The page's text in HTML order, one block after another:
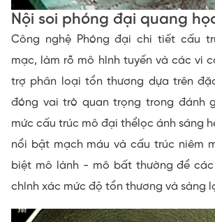
Nội soi phóng đại quang
Công nghệ Phóng đại chi tiết cấu
mạc, làm rõ mô hình tuyến và các vi
trợ phân loại tổn thương dựa trên
đóng vai trò quan trọng trong đánh
mức cấu trúc mô đại thểlọc ánh sáng
nổi bật mạch máu và cấu trúc niêm
biệt mô lành - mô bất thường để
chính xác mức độ tổn thương và sàng